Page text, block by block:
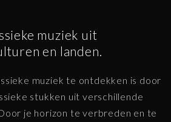
muziek uit
en landen.
muziek te ontdekken is door
stukken uit verschillende
je horizon te verbreden en te